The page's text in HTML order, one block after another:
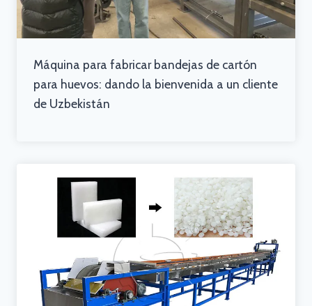
Máquina para fabricar bandejas de cartón
para huevos: dando la bienvenida a un cliente
de Uzbekistán